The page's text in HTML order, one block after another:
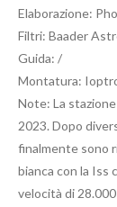
Elaborazione:
Filtri: Baader
Guida: /
Montatura:
Note: La
2023. Dopo
finalmente sono
bianca con la Iss
velocità di